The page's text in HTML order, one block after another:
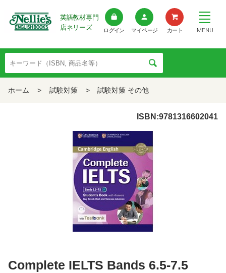
英語教材専門
店ネリーズ
ログイン マイページ カート MENU
ホーム > 試験対策 > 試験対策 その他
ISBN:9781316602041
Complete IELTS Bands 6.5-7.5